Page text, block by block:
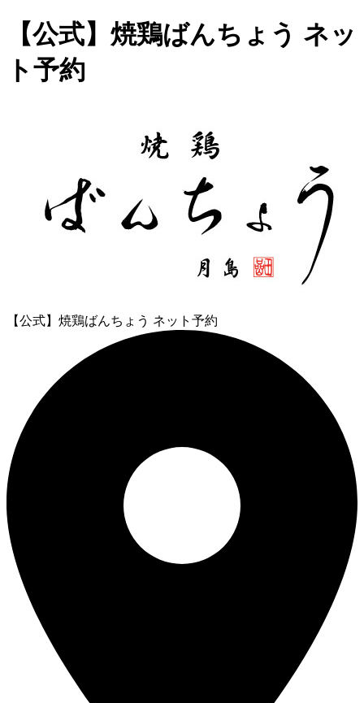
【公式】焼鶏ばんちょう ネッ
ト予約
【公式】焼鶏ばんちょう ネット予約